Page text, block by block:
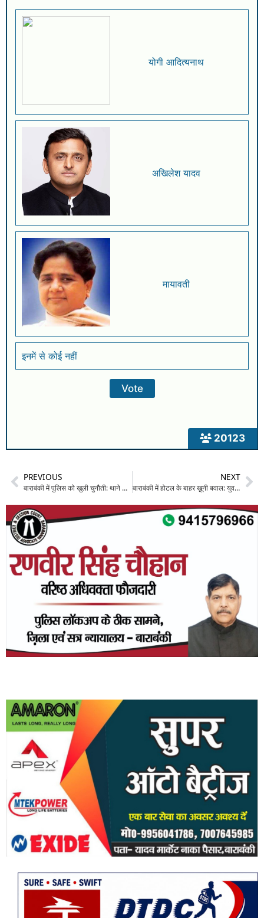
20123
योगी आदित्यनाथ
अखिलेश यादव
मायावती
इनमें से कोई नहीं
PREVIOUS
बाराबंकी में पुलिस को खुली चुनौती: थाने से चंद कदम दूर लाखों की चोरी, गल्ला व्यापारी के घर ग्रिल काटकर घुसे बदमाश
NEXT
बाराबंकी में होटल के बाहर ख़ूनी बवाल: युवक पर लोहे की रॉड व डंडो से जानलेवा हमला, आरोपी के पिता ने खुद को ‘STF अधिकारी’ बताकर धमकाया